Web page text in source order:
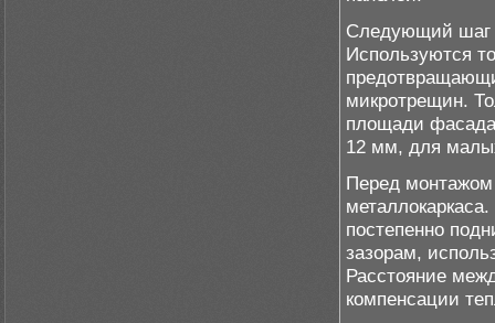
Следующий шаг
Используются
микротрещин.
площади
12 мм, для
Перед монтажом
постепенно
зазорам,
Расстояние
компенсации